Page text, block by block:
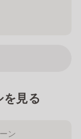
を見る
ン